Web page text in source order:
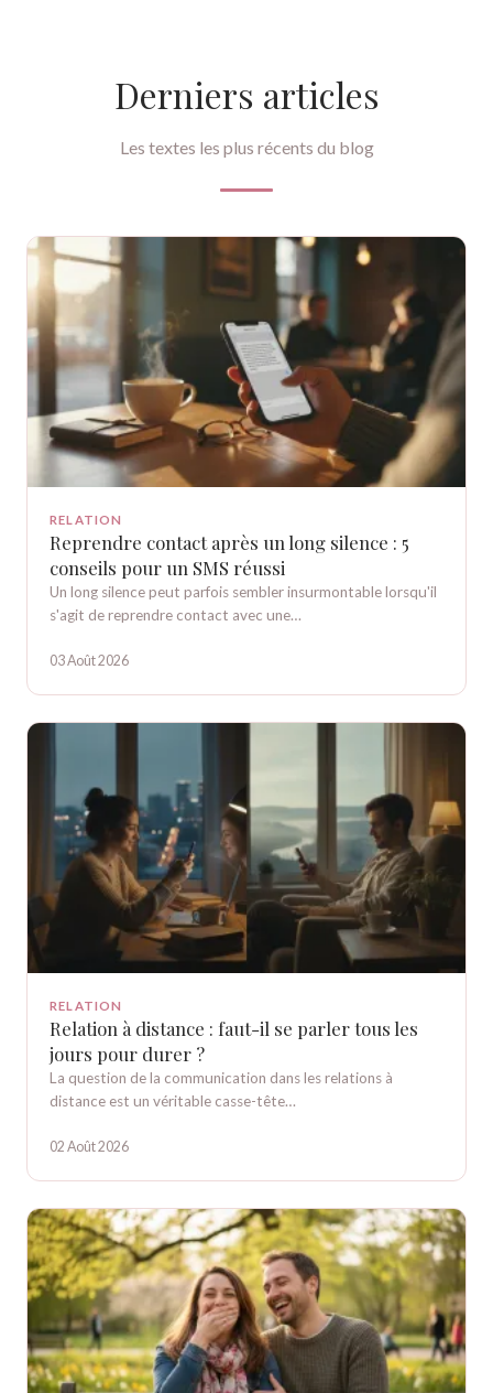
Derniers articles
Les textes les plus récents du blog
RELATION
Reprendre contact après un long silence : 5
conseils pour un SMS réussi
Un long silence peut parfois sembler insurmontable lorsqu'il
s'agit de reprendre contact avec une…
03 Août 2026
RELATION
Relation à distance : faut-il se parler tous les
jours pour durer ?
La question de la communication dans les relations à
distance est un véritable casse-tête…
02 Août 2026